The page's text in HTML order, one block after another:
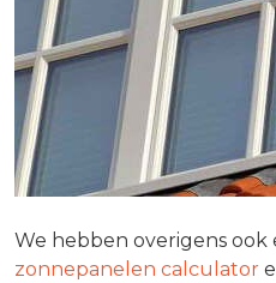
We hebben overigens ook
zonnepanelen calculator